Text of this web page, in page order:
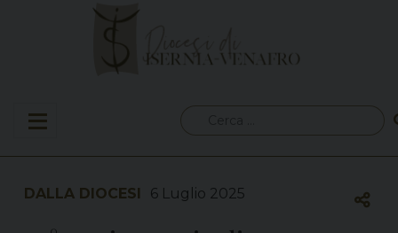
per:
DALLA DIOCESI 6 Luglio 2025